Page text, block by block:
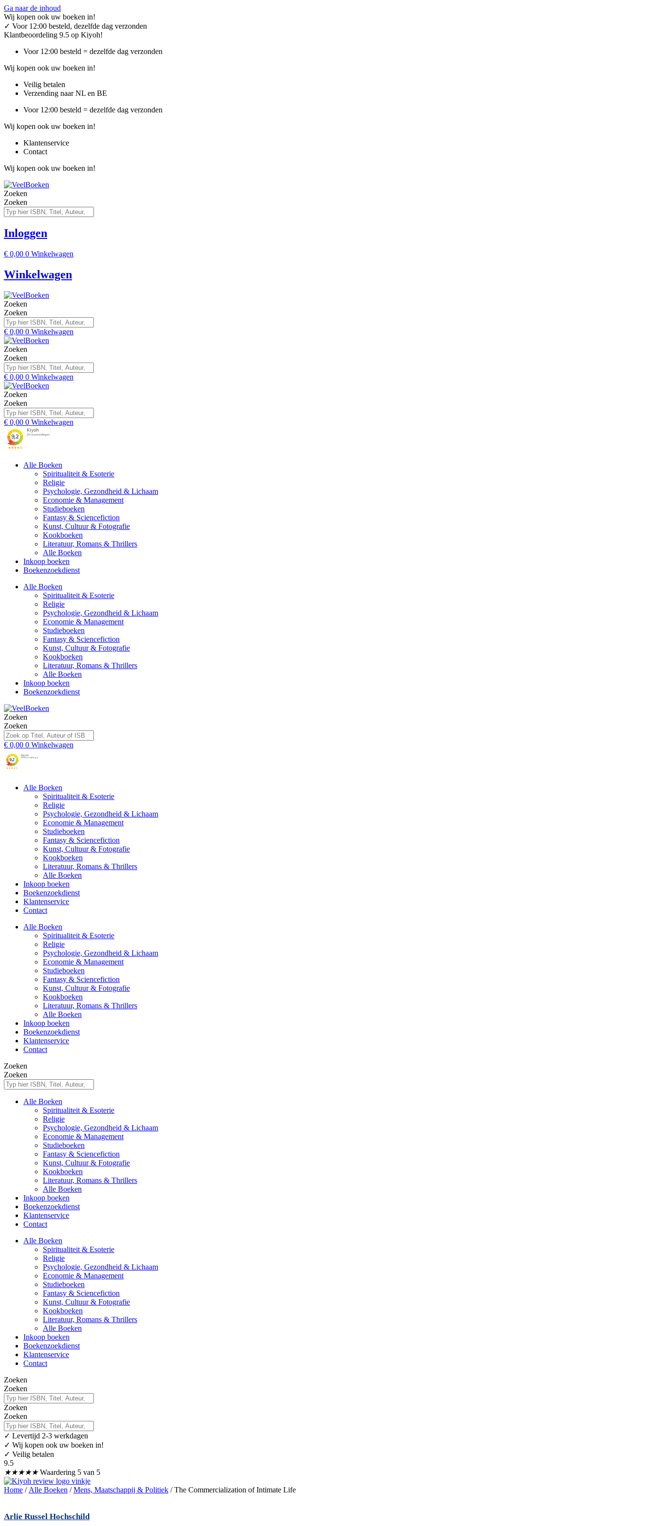
Ga naar de inhoud
Wij kopen ook uw boeken in!
✓ Voor 12:00 besteld, dezelfde dag verzonden
Klantbeoordeling 9.5 op Kiyoh!
Voor 12:00 besteld = dezelfde dag verzonden
Wij kopen ook uw boeken in!
Veilig betalen
Verzending naar NL en BE
Voor 12:00 besteld = dezelfde dag verzonden
Wij kopen ook uw boeken in!
Klantenservice
Contact
Wij kopen ook uw boeken in!
Zoeken
Zoeken
Inloggen
€ 0,00 0 Winkelwagen
Winkelwagen
Zoeken
Zoeken
€ 0,00 0 Winkelwagen
Zoeken
Zoeken
€ 0,00 0 Winkelwagen
Zoeken
Zoeken
€ 0,00 0 Winkelwagen
Alle Boeken
Spiritualiteit & Esoterie
Religie
Psychologie, Gezondheid & Lichaam
Economie & Management
Studieboeken
Fantasy & Sciencefiction
Kunst, Cultuur & Fotografie
Kookboeken
Literatuur, Romans & Thrillers
Alle Boeken
Inkoop boeken
Boekenzoekdienst
Alle Boeken
Spiritualiteit & Esoterie
Religie
Psychologie, Gezondheid & Lichaam
Economie & Management
Studieboeken
Fantasy & Sciencefiction
Kunst, Cultuur & Fotografie
Kookboeken
Literatuur, Romans & Thrillers
Alle Boeken
Inkoop boeken
Boekenzoekdienst
Zoeken
Zoeken
€ 0,00 0 Winkelwagen
Alle Boeken
Spiritualiteit & Esoterie
Religie
Psychologie, Gezondheid & Lichaam
Economie & Management
Studieboeken
Fantasy & Sciencefiction
Kunst, Cultuur & Fotografie
Kookboeken
Literatuur, Romans & Thrillers
Alle Boeken
Inkoop boeken
Boekenzoekdienst
Klantenservice
Contact
Alle Boeken
Spiritualiteit & Esoterie
Religie
Psychologie, Gezondheid & Lichaam
Economie & Management
Studieboeken
Fantasy & Sciencefiction
Kunst, Cultuur & Fotografie
Kookboeken
Literatuur, Romans & Thrillers
Alle Boeken
Inkoop boeken
Boekenzoekdienst
Klantenservice
Contact
Zoeken
Zoeken
Alle Boeken
Spiritualiteit & Esoterie
Religie
Psychologie, Gezondheid & Lichaam
Economie & Management
Studieboeken
Fantasy & Sciencefiction
Kunst, Cultuur & Fotografie
Kookboeken
Literatuur, Romans & Thrillers
Alle Boeken
Inkoop boeken
Boekenzoekdienst
Klantenservice
Contact
Alle Boeken
Spiritualiteit & Esoterie
Religie
Psychologie, Gezondheid & Lichaam
Economie & Management
Studieboeken
Fantasy & Sciencefiction
Kunst, Cultuur & Fotografie
Kookboeken
Literatuur, Romans & Thrillers
Alle Boeken
Inkoop boeken
Boekenzoekdienst
Klantenservice
Contact
Zoeken
Zoeken
Zoeken
Zoeken
✓ Levertijd 2-3 werkdagen
✓ Wij kopen ook uw boeken in!
✓ Veilig betalen
9.5
★★★★★ Waardering 5 van 5
Home / Alle Boeken /Mens, Maatschappij & Politiek / The Commercialization of Intimate Life
Arlie Russel Hochschild